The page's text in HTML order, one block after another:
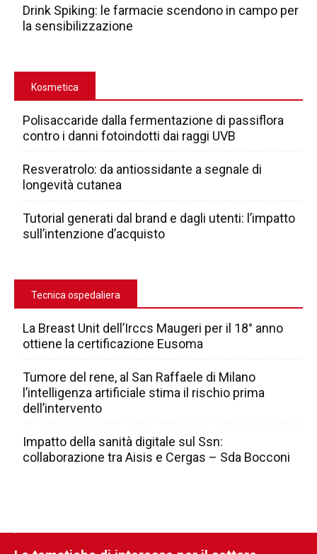
Drink Spiking: le farmacie scendono in campo per
la sensibilizzazione
Kosmetica
Polisaccaride dalla fermentazione di passiflora
contro i danni fotoindotti dai raggi UVB
Resveratrolo: da antiossidante a segnale di
longevità cutanea
Tutorial generati dal brand e dagli utenti: l’impatto
sull’intenzione d’acquisto
Tecnica ospedaliera
La Breast Unit dell’Irccs Maugeri per il 18° anno
ottiene la certificazione Eusoma
Tumore del rene, al San Raffaele di Milano
l’intelligenza artificiale stima il rischio prima
dell’intervento
Impatto della sanità digitale sul Ssn:
collaborazione tra Aisis e Cergas – Sda Bocconi